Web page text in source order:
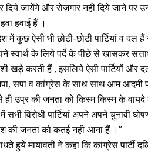
दिये जायेंगे और रोजगार नहीं दिये जाने पर
हवाई हैं ।
में कुछ ऐसी भी छोटी-छोटी पार्टियां
स्वार्थ के लिये पर्दे के पीछे से खासकर
खड़े करती हैं , इसलिये ऐसी पार्टियों और
सपा व कांग्रेस के साथ साथ आम आदमी
ही उप्र की जनता को किस्म किस्म के
सभी विरोधी पार्टियां अपने अपने चुनावी
की जनता को कतई नही आना हैं ।”
हुये मायावती ने कहा कि कांग्रेस पार्टी